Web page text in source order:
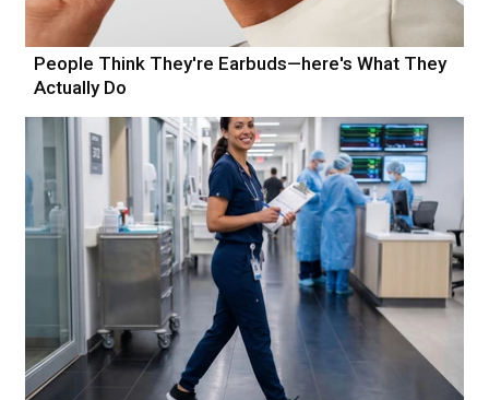
People Think They're Earbuds—here's What They
Actually Do